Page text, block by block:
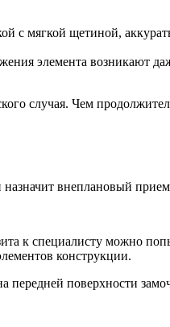
с мягкой щетиной,
элемента возникают
случая. Чем
назначит внеплановый
к специалисту можно
конструкции.
передней поверхности